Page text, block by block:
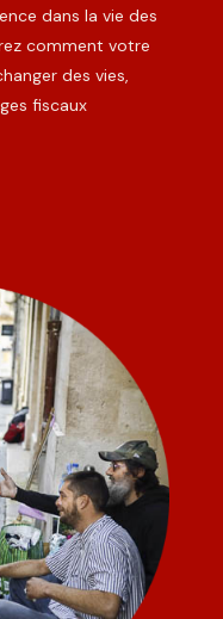
dans la vie des
comment votre
des vies,
fiscaux